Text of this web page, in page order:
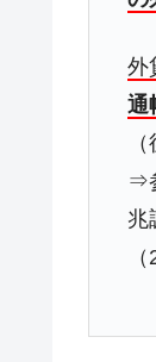
する
『
『
『
『
発動！
『
外
通
⇒
兆